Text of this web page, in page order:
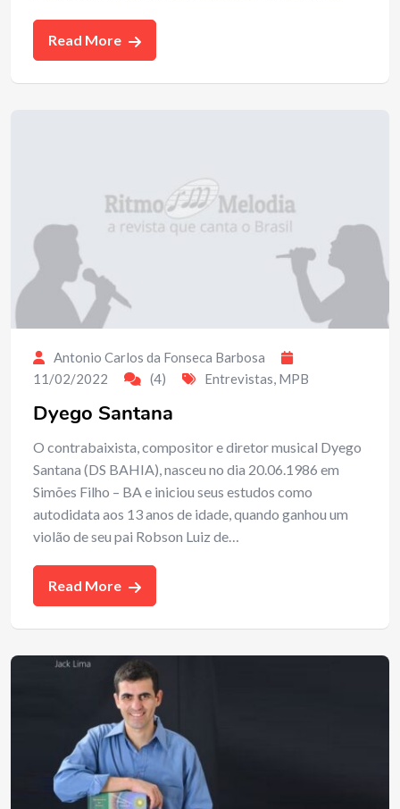
Read More
Antonio Carlos da Fonseca Barbosa
11/02/2022
(4) Entrevistas, MPB
Dyego Santana
O contrabaixista, compositor e diretor musical Dyego
Santana (DS BAHIA), nasceu no dia 20.06.1986 em
Simões Filho – BA e iniciou seus estudos como
autodidata aos 13 anos de idade, quando ganhou um
violão de seu pai Robson Luiz de…
Read More